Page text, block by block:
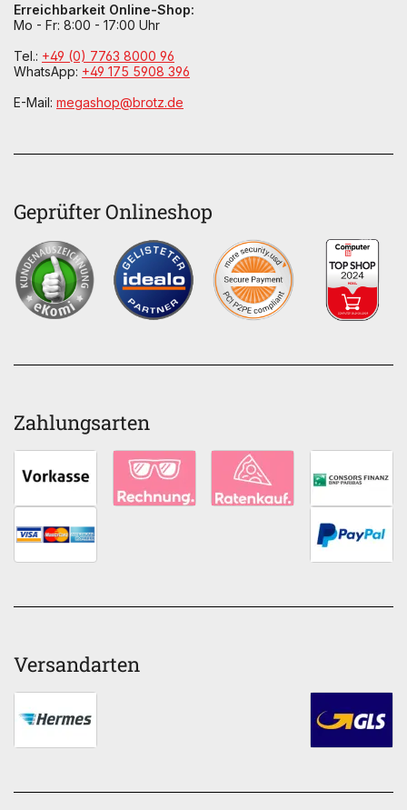
Erreichbarkeit Online-Shop:
Mo - Fr: 8:00 - 17:00 Uhr
Tel.: +49 (0) 7763 8000 96
WhatsApp: +49 175 5908 396
E-Mail: megashop@brotz.de
Geprüfter Onlineshop
Zahlungsarten
Versandarten